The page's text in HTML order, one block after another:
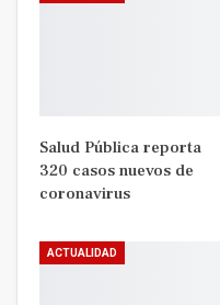
Salud Pública reporta
320 casos nuevos de
coronavirus
ACTUALIDAD